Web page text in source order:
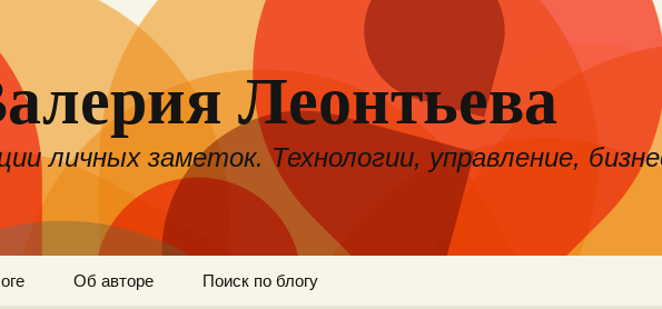
Леонтьева
личных заметок. Технологии, управление,
Об авторе Поиск по блогу